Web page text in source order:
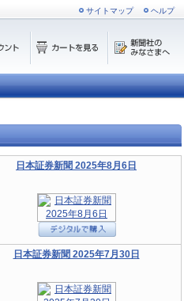
サイトマップ ヘルプ
日本証券新聞 2025年8月6日
日本証券新聞 2025年7月30日